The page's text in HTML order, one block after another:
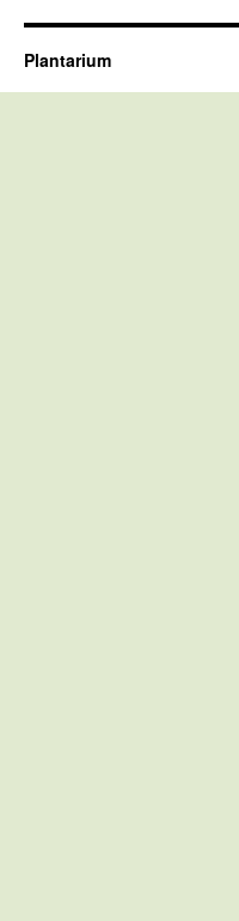
Plantarium